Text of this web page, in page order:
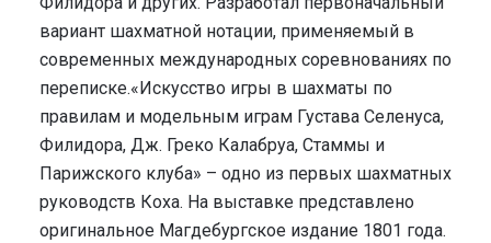
вариант шахматной нотации, применяемый в
современных международных соревнованиях по
переписке.«Искусство игры в шахматы по
правилам и модельным играм Густава Селенуса,
Филидора, Дж. Греко Калабруа, Стаммы и
Парижского клуба» – одно из первых шахматных
руководств Коха. На выставке представлено
оригинальное Магдебургское издание 1801 года.